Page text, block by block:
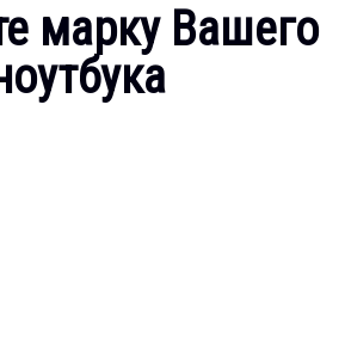
марку Вашего